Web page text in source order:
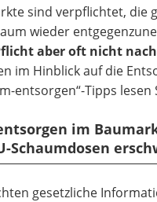
sind verpflichtet, die
wieder
aber oft nicht nach
im Hinblick auf die
entsorgen“-Tipps
im
Schaumdosen
gesetzliche